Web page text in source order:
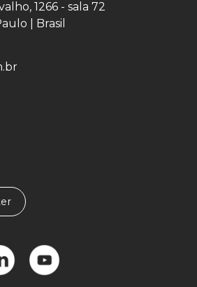
1266 - sala 72
| Brasil